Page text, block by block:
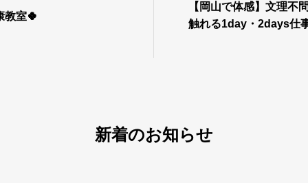
教室🍀
【岡山で体感】文理不
触れる1day・2days仕
新着のお知らせ